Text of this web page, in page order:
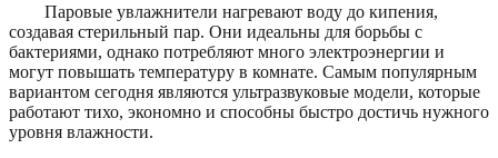
Паровые увлажнители нагревают воду до кипения,
создавая стерильный пар. Они идеальны для борьбы с
бактериями, однако потребляют много электроэнергии и
могут повышать температуру в комнате. Самым популярным
вариантом сегодня являются ультразвуковые модели, которые
работают тихо, экономно и способны быстро достичь нужного
уровня влажности.